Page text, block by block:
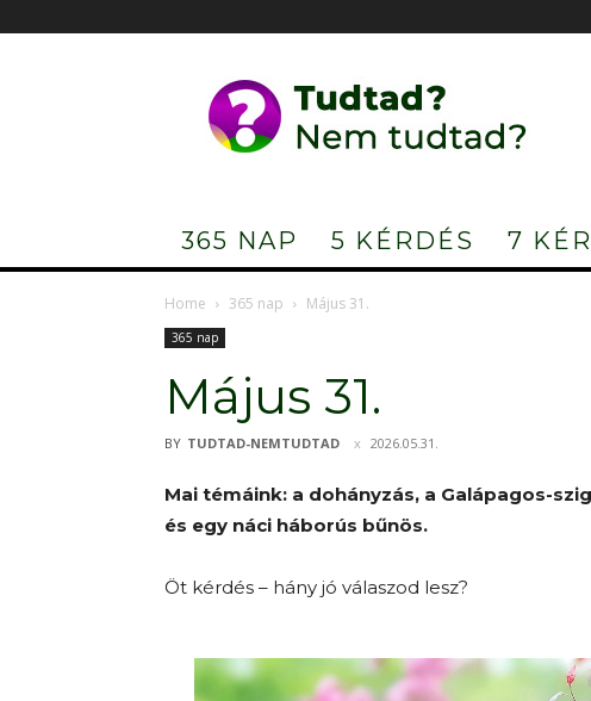
Nem
tudtad?
365 NAP 5 KÉRDÉS 7
Home 365 nap Május 31.
365 nap
Május 31.
BY TUDTAD-NEMTUDTAD 2026.05.31.
Mai témáink: a dohányzás, a Galápagos-
és egy náci háborús bűnös.
Öt kérdés – hány jó válaszod lesz?